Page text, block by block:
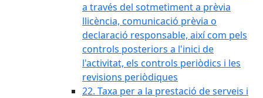
a través del sotmetiment a prèvia
llicència, comunicació prèvia o
declaració responsable, així com pels
controls posteriors a l'inici de
l'activitat, els controls periòdics i les
revisions periòdiques
22. Taxa per a la prestació de serveis i